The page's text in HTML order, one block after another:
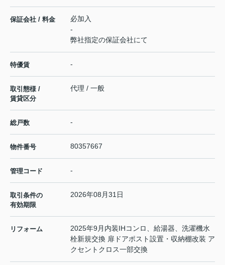
保証会社 / 料金
必加入
-
弊社指定の保証会社にて
特優賃 -
取引態様 /
賃貸区分
代理 / 一般
総戸数 -
物件番号 80357667
管理コード -
取引条件の
有効期限
2026年08月31日
リフォーム
2025年9月内装IHコンロ、給湯器、洗濯機水
栓新規交換 扉ドアポスト設置・収納棚改装 ア
クセントクロス一部交換